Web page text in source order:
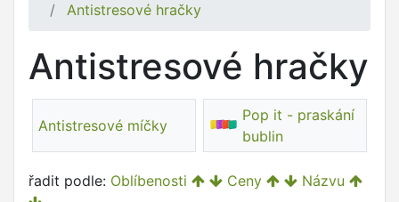
Antistresové hračky
Antistresové hračky
Antistresové míčky
Pop it - praskání
bublin
řadit podle: Oblíbenosti Ceny Názvu